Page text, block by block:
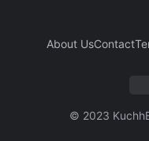
About UsContact
© 2023